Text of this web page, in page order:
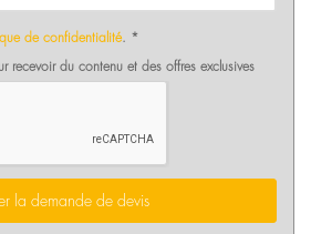
de confidentialité. *
recevoir du contenu et des offres exclusives
la demande de devis